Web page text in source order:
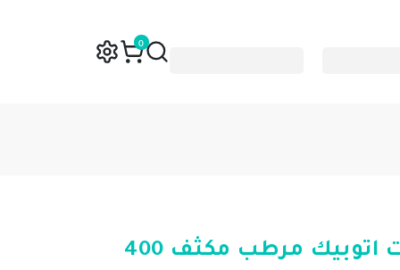
0
ريلاستيل زيرولاكت اتوبيك مرطب مكثف 400